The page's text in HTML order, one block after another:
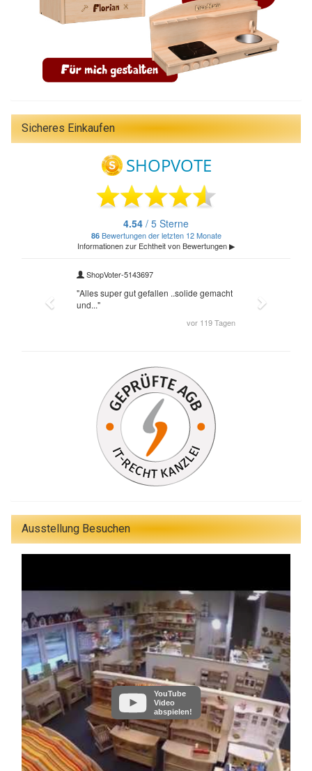
Sicheres Einkaufen
Ausstellung Besuchen
YouTube
Video
abspielen!